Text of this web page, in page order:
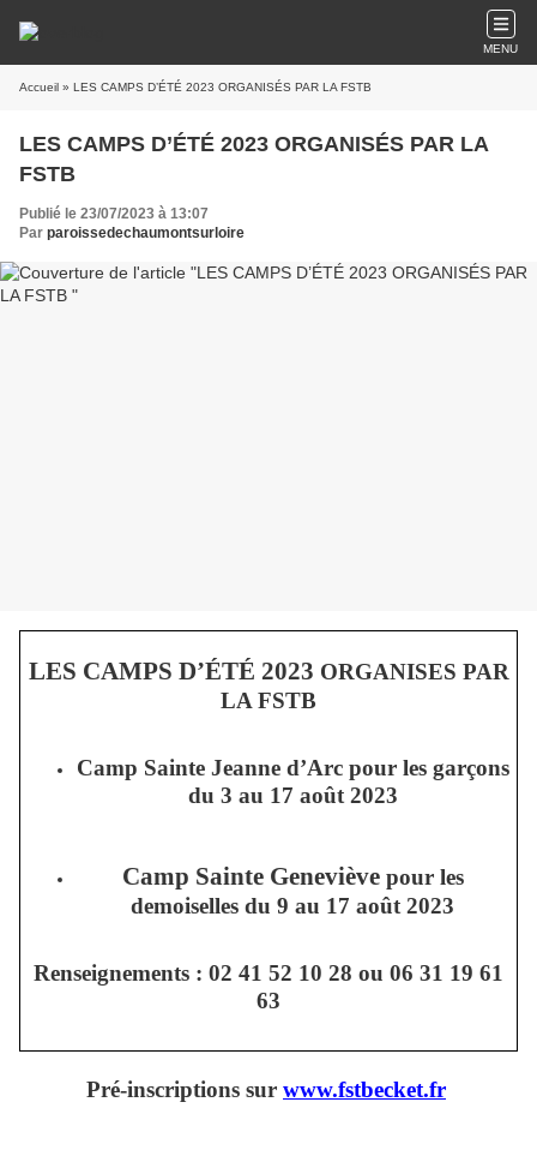
MENU
Accueil » LES CAMPS D’ÉTÉ 2023 ORGANISÉS PAR LA FSTB
LES CAMPS D’ÉTÉ 2023 ORGANISÉS PAR LA
FSTB
Publié le 23/07/2023 à 13:07
Par paroissedechaumontsurloire
LES CAMPS D’ÉTÉ 2023 ORGANISES PAR
LA FSTB
Camp Sainte Jeanne d’Arcpour les garçons
du 3 au 17 août 2023
Camp Sainte Genevièvepour les
demoiselles du 9 au 17 août 2023
Renseignements : 02 41 52 10 28 ou 06 31 19 61
63
Pré-inscriptions sur www.fstbecket.fr